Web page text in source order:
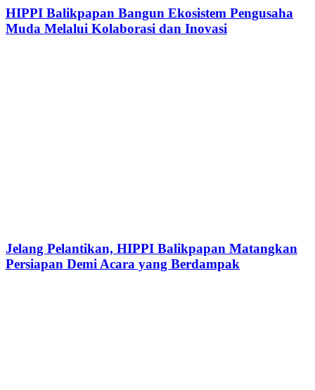
HIPPI Balikpapan Bangun Ekosistem Pengusaha
Muda Melalui Kolaborasi dan Inovasi
Jelang Pelantikan, HIPPI Balikpapan Matangkan
Persiapan Demi Acara yang Berdampak